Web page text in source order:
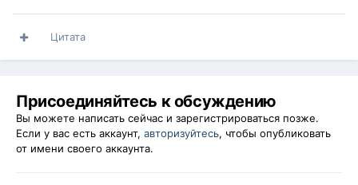
Цитата
Присоединяйтесь к обсуждению
Вы можете написать сейчас и зарегистрироваться позже.
Если у вас есть аккаунт, авторизуйтесь, чтобы опубликовать
от имени своего аккаунта.